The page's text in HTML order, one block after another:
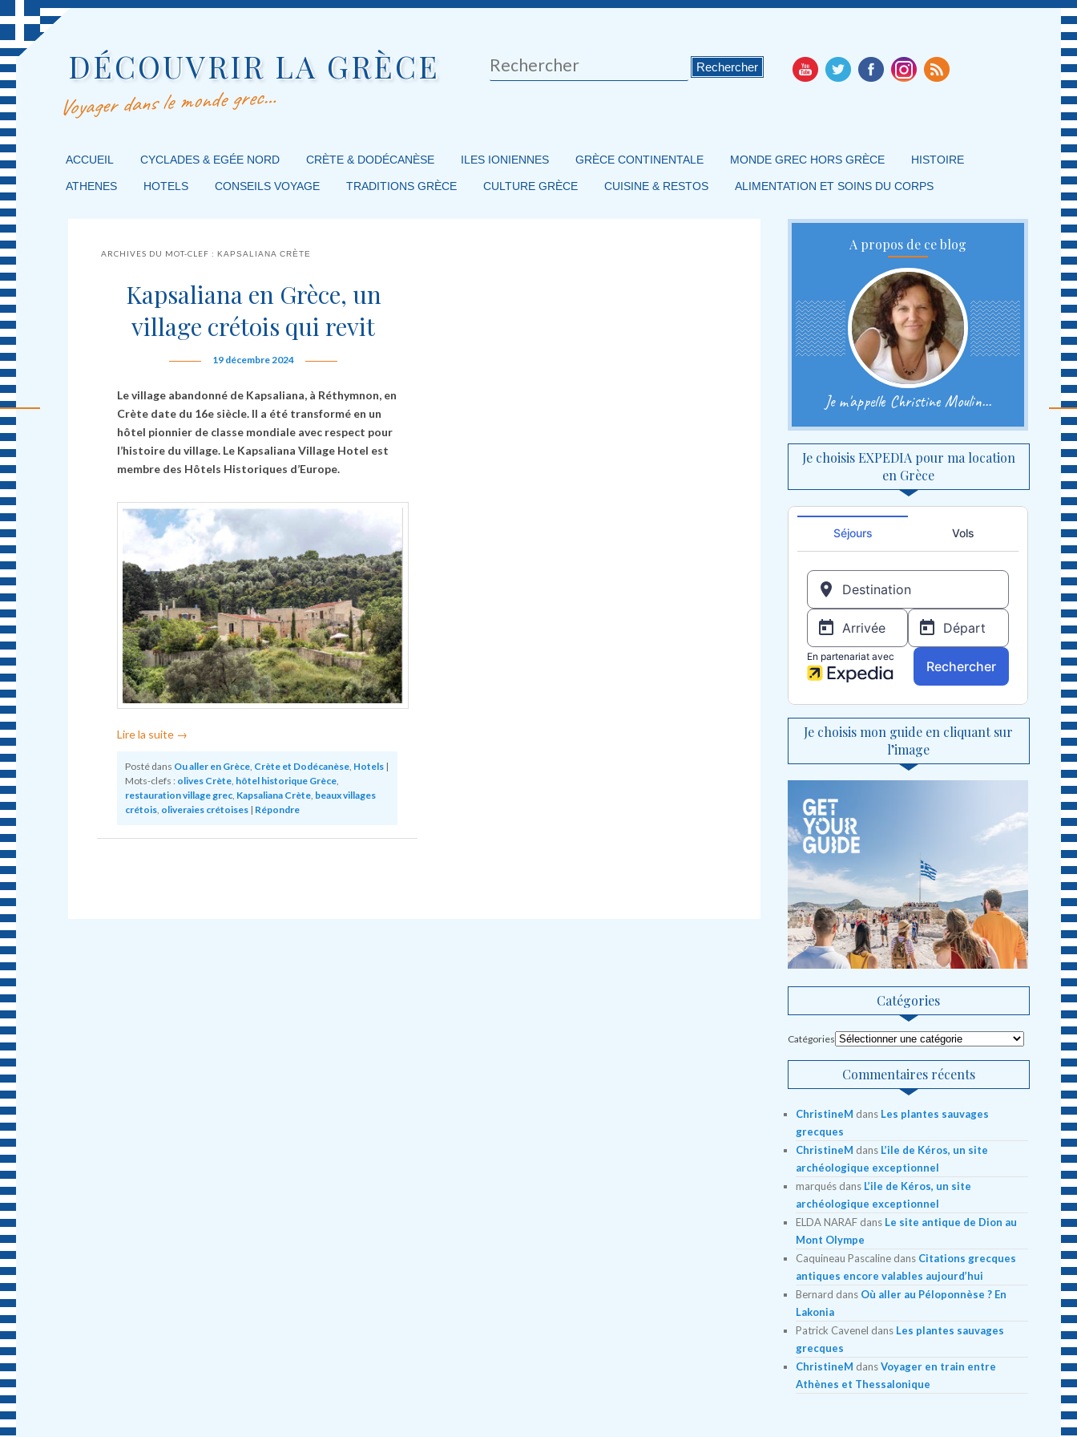
DÉCOUVRIR LA GRÈCE
Voyager dans le monde grec…
Rechercher
MENU PRINCIPAL
MASQUER LA NAVIGATION PRINCIPALE
MASQUER LA NAVIGATION SECONDAIRE
ACCUEIL CYCLADES & EGÉE NORD CRÈTE & DODÉCANÈSE ILES IONIENNES GRÈCE CONTINENTALE MONDE GREC HORS GRÈCE HISTOIRE
ATHENES HOTELS CONSEILS VOYAGE TRADITIONS GRÈCE CULTURE GRÈCE CUISINE & RESTOS ALIMENTATION ET SOINS DU CORPS
ARCHIVES DU MOT-CLEF :KAPSALIANA CRÈTE
Kapsaliana en Grèce, un
village crétois qui revit
19 décembre 2024
Le village abandonné de Kapsaliana, à Réthymnon, en
Crète date du 16e siècle. Il a été transformé en un
hôtel pionnier de classe mondiale avec respect pour
l’histoire du village. Le Kapsaliana Village Hotel est
membre des Hôtels Historiques d’Europe.
Lire la suite →
Posté dans Ou aller en Grèce, Crète et Dodécanèse, Hotels |
Mots-clefs : olives Crète, hôtel historique Grèce,
restauration village grec, Kapsaliana Crète, beaux villages
crétois, oliveraies crétoises | Répondre
A propos de ce blog
Je m'appelle Christine Moulin...
Je choisis EXPEDIA pour ma location
en Grèce
Je choisis mon guide en cliquant sur
l’image
Catégories
Catégories
Commentaires récents
ChristineM dans Les plantes sauvages
grecques
ChristineM dans L’ile de Kéros, un site
archéologique exceptionnel
marquésdans L’ile de Kéros, un site
archéologique exceptionnel
ELDA NARAFdans Le site antique de Dion au
Mont Olympe
Caquineau Pascalinedans Citations grecques
antiques encore valables aujourd’hui
Bernard dans Où aller au Péloponnèse ? En
Lakonia
Patrick Cavenel dans Les plantes sauvages
grecques
ChristineM dansVoyager en train entre
Athènes et Thessalonique